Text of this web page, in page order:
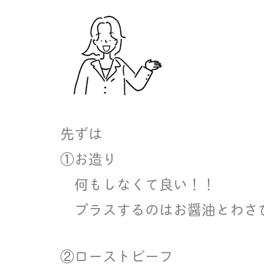
先ずは
①お造り
何もしなくて良い！！
プラスするのはお醤油とわさ
②ローストビーフ